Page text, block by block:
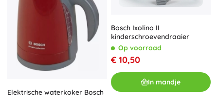
Elektrische waterkoker Bosch
Bosch Ixolino II
kinderschroevendraaier
Op voorraad
€ 10,50
In mandje